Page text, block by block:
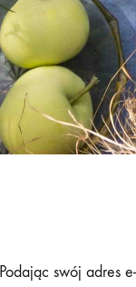
Podając swój adres